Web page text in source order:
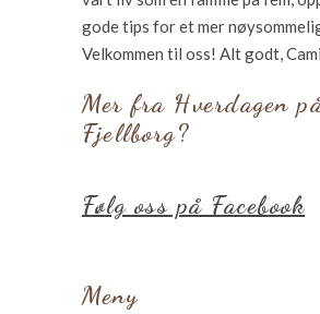
gode tips for et mer
Velkommen til oss! Alt godt,
Mer fra Hverdagen
Fjellborg?
Følg oss på Facebook
Meny